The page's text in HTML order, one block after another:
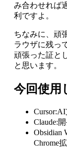
み合わせれば
利ですよ。
ちなみに、頑
ラウザに残っ
頑張った証と
と思います。
今回使用
Claude:
Obsidian
Chrome